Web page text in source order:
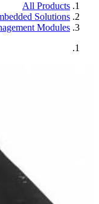
All Products
Solutions
Modules